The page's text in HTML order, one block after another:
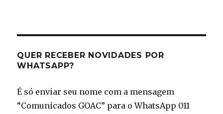
QUER RECEBER NOVIDADES POR
WHATSAPP?
É só enviar seu nome com a mensagem
“Comunicados GOAC” para o WhatsApp 011